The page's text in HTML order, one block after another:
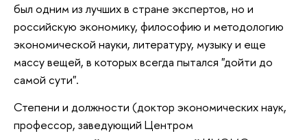
был одним из лучших в стране экспертов, но и
российскую экономику, философию и методологию
экономической науки, литературу, музыку и еще
массу вещей, в которых всегда пытался "дойти до
самой сути".
Степени и должности (доктор экономических наук,
профессор, заведующий Центром